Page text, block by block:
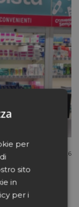
Luglio 27 2026
store del
negozi in
per
sito
in
per i